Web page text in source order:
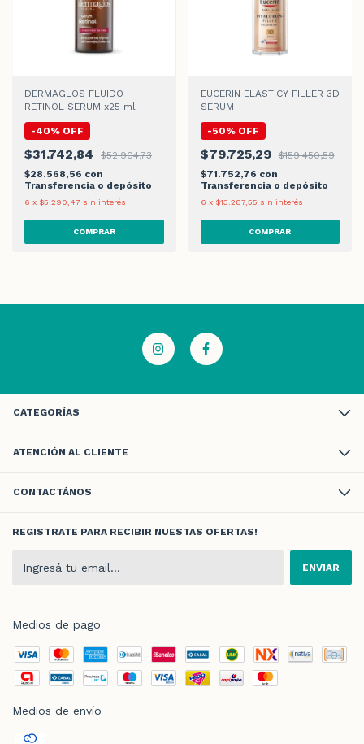
DERMAGLOS FLUIDO
RETINOL SERUM x25 ml
-40% OFF
$31.742,84
$52.904,73
$28.568,56 con
Transferencia o depósito
6 x $5.290,47 sin interés
EUCERIN ELASTICY FILLER 3D
SERUM
-50% OFF
$79.725,29
$159.450,59
$71.752,76 con
Transferencia o depósito
6 x $13.287,55 sin interés
CATEGORÍAS
ATENCIÓN AL CLIENTE
CONTACTÁNOS
REGISTRATE PARA RECIBIR NUESTAS OFERTAS!
Medios de pago
Medios de envío